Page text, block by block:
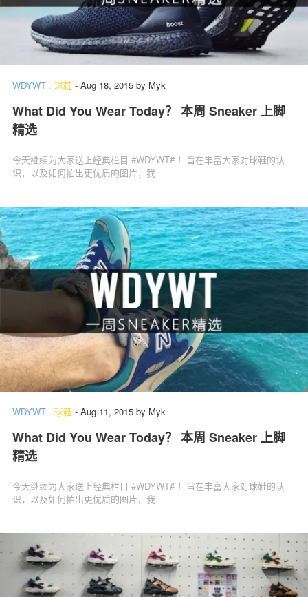
WDYWT . 球鞋 - Aug 18, 2015 by Myk
What Did You Wear Today？ 本周 Sneaker 上脚
精选
今天继续为大家送上经典栏目 #WDYWT# ！旨在丰富大家对球鞋的认
识，以及如何拍出更优质的图片，我
WDYWT . 球鞋 - Aug 11, 2015 by Myk
What Did You Wear Today？ 本周 Sneaker 上脚
精选
今天继续为大家送上经典栏目 #WDYWT# ！旨在丰富大家对球鞋的认
识，以及如何拍出更优质的图片，我